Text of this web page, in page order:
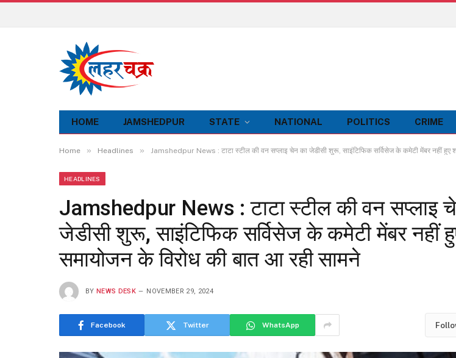
HOME JAMSHEDPUR STATE NATIONAL POLITICS CRIME
Home » Headlines » Jamshedpur News : टाटा स्टील की वन सप्लाइ चेन का जेडीसी शुरू, साइंटिफिक सर्विसेज के कमेटी मेंबर नहीं हुए
HEADLINES
Jamshedpur News : टाटा स्टील की वन सप्लाइ
जेडीसी शुरू, साइंटिफिक सर्विसेज के कमेटी मेंबर नहीं
समायोजन के विरोध की बात आ रही सामने
BY NEWS DESK NOVEMBER 29, 2024
Facebook Twitter WhatsApp